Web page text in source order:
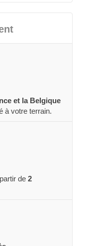
et la Belgique
à votre terrain.
de 2